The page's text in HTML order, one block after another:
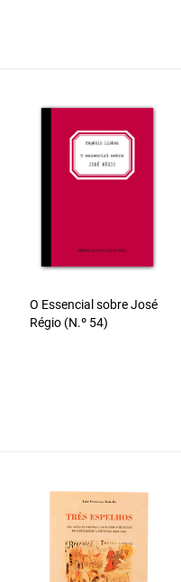
O Essencial sobre José
Régio (N.º 54)